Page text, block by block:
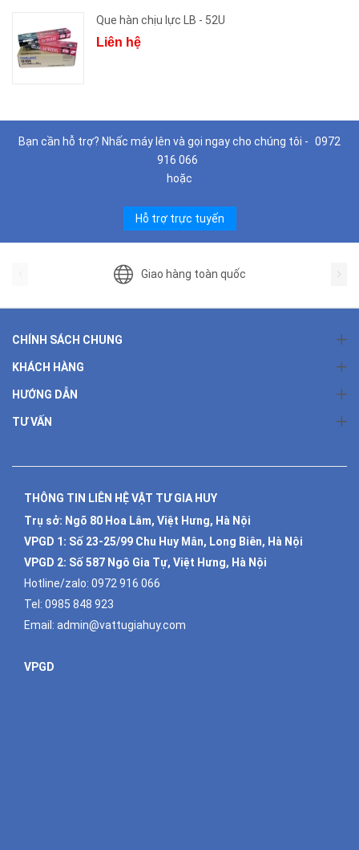
Que hàn chịu lực LB - 52U
Liên hệ
Bạn cần hỗ trợ? Nhấc máy lên và gọi ngay cho chúng tôi - 0972
916 066
hoặc
Hỗ trợ trực tuyến
Giao hàng toàn quốc
CHÍNH SÁCH CHUNG
KHÁCH HÀNG
HƯỚNG DẪN
TƯ VẤN
THÔNG TIN LIÊN HỆ VẬT TƯ GIA HUY
Trụ sở: Ngõ 80 Hoa Lâm, Việt Hưng, Hà Nội
VPGD 1: Số 23-25/99 Chu Huy Mân, Long Biên, Hà Nội
VPGD 2: Số 587 Ngô Gia Tự, Việt Hưng, Hà Nội
Hotline/zalo: 0972 916 066
Tel: 0985 848 923
Email: admin@vattugiahuy.com
VPGD